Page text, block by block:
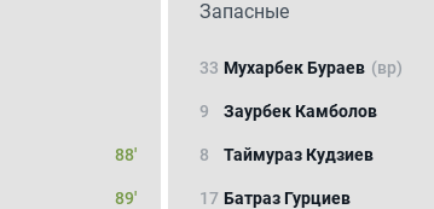
88'
89'
Запасные
33 Мухарбек Бураев (вр)
9 Заурбек Камболов
8 Таймураз Кудзиев
17 Батраз Гурциев